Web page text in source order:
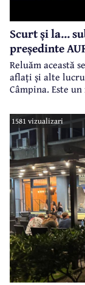
Scurt și la...
președinte
Reluăm această
aflați și alte
Câmpina. Este
întrebări legate
noștri, cât și din
1581 vizualizari